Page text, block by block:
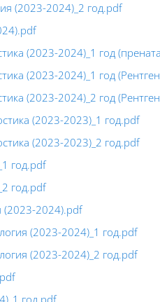
(2023-2024)_2 год.pdf
(2023-2024)_1 год
(2023-2024)_1 год
(2023-2024)_2 год
(2023-2023)_1 год.pdf
(2023-2023)_2 год.pdf
год.pdf
год.pdf
(2023-2024).pdf
(2023-2024)_1 год.pdf
(2023-2024)_2 год.pdf
год.pdf